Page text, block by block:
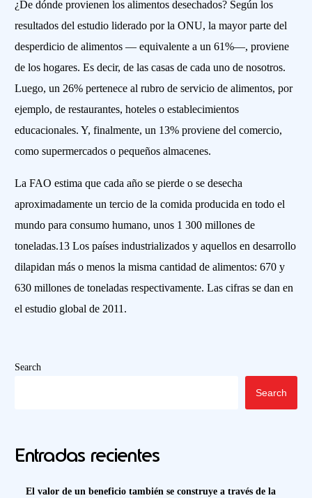
¿De dónde provienen los alimentos desechados? Según los
resultados del estudio liderado por la ONU, la mayor parte del
desperdicio de alimentos — equivalente a un 61%—, proviene
de los hogares. Es decir, de las casas de cada uno de nosotros.
Luego, un 26% pertenece al rubro de servicio de alimentos, por
ejemplo, de restaurantes, hoteles o establecimientos
educacionales. Y, finalmente, un 13% proviene del comercio,
como supermercados o pequeños almacenes.
La FAO estima que cada año se pierde o se desecha
aproximadamente un tercio de la comida producida en todo el
mundo para consumo humano, unos 1 300 millones de
toneladas.13 Los países industrializados y aquellos en desarrollo
dilapidan más o menos la misma cantidad de alimentos: 670 y
630 millones de toneladas respectivamente. Las cifras se dan en
el estudio global de 2011.
Search
Search
Entradas recientes
El valor de un beneficio también se construye a través de la